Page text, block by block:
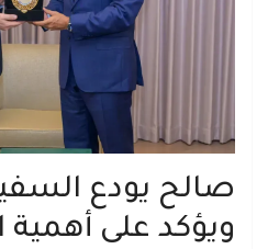
صالح يودع
ويؤكد على